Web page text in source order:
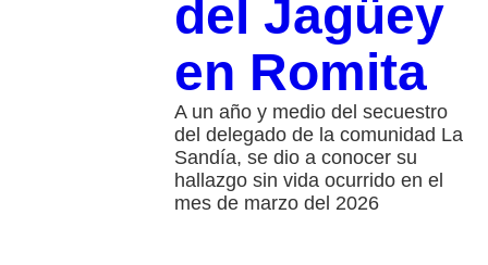
del Jagüey
en Romita
A un año y medio del secuestro
del delegado de la comunidad La
Sandía, se dio a conocer su
hallazgo sin vida ocurrido en el
mes de marzo del 2026